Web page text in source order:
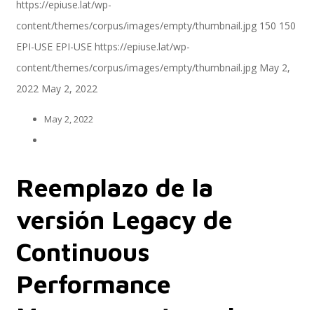
Implementación SAP SuccessFactors
Implementación Nómina Cloud Sap
SAP SuccessFactors Employee Central
https://epiuse.lat/wp-
content/themes/corpus/images/empty/thumbnail.jpg 150 150
EPI-USE EPI-USE https://epiuse.lat/wp-
content/themes/corpus/images/empty/thumbnail.jpg May 2,
2022 May 2, 2022
May 2, 2022
Reemplazo de la
versión Legacy de
Continuous
Performance